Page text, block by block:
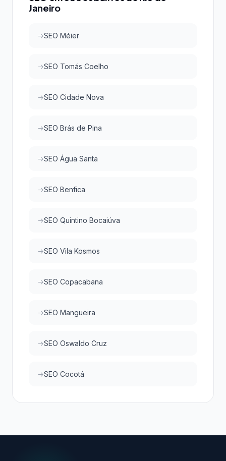
Janeiro
SEO Méier
SEO Tomás Coelho
SEO Cidade Nova
SEO Brás de Pina
SEO Água Santa
SEO Benfica
SEO Quintino Bocaiúva
SEO Vila Kosmos
SEO Copacabana
SEO Mangueira
SEO Oswaldo Cruz
SEO Cocotá